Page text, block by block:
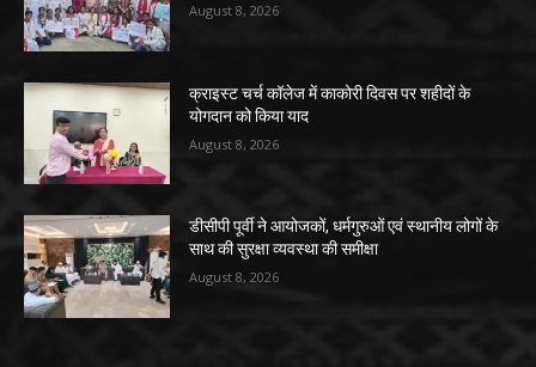
August 8, 2026
क्राइस्ट चर्च कॉलेज में काकोरी दिवस पर शहीदों के
योगदान को किया याद
August 8, 2026
डीसीपी पूर्वी ने आयोजकों, धर्मगुरुओं एवं स्थानीय लोगों के
साथ की सुरक्षा व्यवस्था की समीक्षा
August 8, 2026